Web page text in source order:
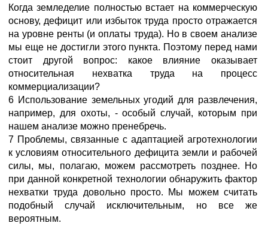
Когда земледелие полностью встает на коммерческую
основу, дефицит или избыток труда просто отражается
на уровне ренты (и оплаты труда). Но в своем анализе
мы еще не достигли этого пункта. Поэтому перед нами
стоит другой вопрос: какое влияние оказывает
относительная нехватка труда на процесс
коммерциализации?
6 Использование земельных угодий для развлечения,
например, для охоты, - особый случай, которым при
нашем анализе можно пренебречь.
7 Проблемы, связанные с адаптацией агротехнологии
к условиям относительного дефицита земли и рабочей
силы, мы, полагаю, можем рассмотреть позднее. Но
при данной конкретной технологии обнаружить фактор
нехватки труда довольно просто. Мы можем считать
подобный случай исключительным, но все же
вероятным.